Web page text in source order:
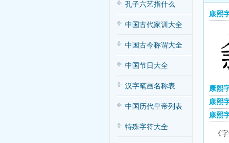
孔子六艺指什么
中国古代家训大全
中国古今称谓大全
中国节日大全
汉字笔画名称表
中国历代皇帝列表
特殊字符大全
康熙
康熙
康熙
康熙
《